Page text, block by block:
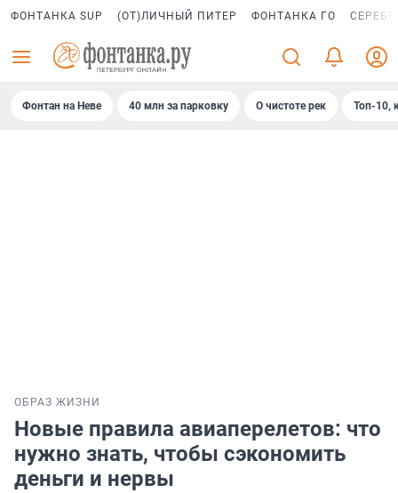
ФОНТАНКА SUP (ОТ)ЛИЧНЫЙ ПИТЕР ФОНТАНКА ГО
Фонтан на Неве 40 млн за парковку О чистоте рек Топ-10,
ОБРАЗ ЖИЗНИ
Новые правила авиаперелетов: что
нужно знать, чтобы сэкономить
деньги и нервы